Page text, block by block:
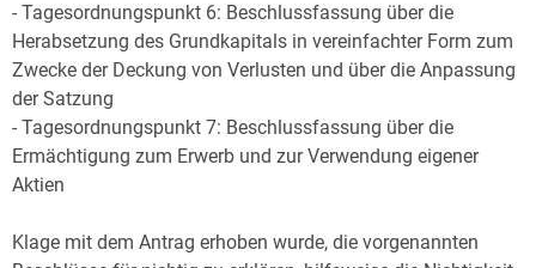
- Tagesordnungspunkt 6: Beschlussfassung über die
Herabsetzung des Grundkapitals in vereinfachter Form zum
Zwecke der Deckung von Verlusten und über die Anpassung
der Satzung
- Tagesordnungspunkt 7: Beschlussfassung über die
Ermächtigung zum Erwerb und zur Verwendung eigener
Aktien
Klage mit dem Antrag erhoben wurde, die vorgenannten